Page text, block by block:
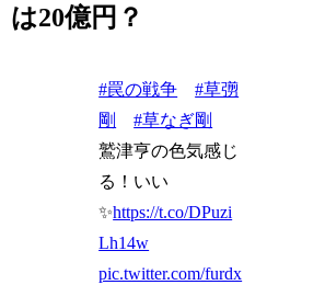
は20億円？
#罠の戦争
#草彅
剛
#草なぎ剛
鷲津亨の色気感じ
る！いい
✨https://t.co/DPuzi
Lh14w
pic.twitter.com/furdx